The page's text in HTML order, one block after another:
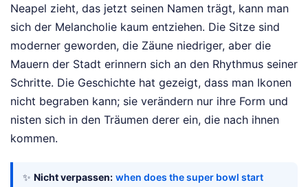
Neapel zieht, das jetzt seinen Namen trägt, kann man
sich der Melancholie kaum entziehen. Die Sitze sind
moderner geworden, die Zäune niedriger, aber die
Mauern der Stadt erinnern sich an den Rhythmus seiner
Schritte. Die Geschichte hat gezeigt, dass man Ikonen
nicht begraben kann; sie verändern nur ihre Form und
nisten sich in den Träumen derer ein, die nach ihnen
kommen.
✨ Nicht verpassen: when does the super bowl start